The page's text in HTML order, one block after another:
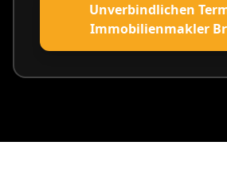
Unverbindlichen
Immobilienmakler
vereinbaren